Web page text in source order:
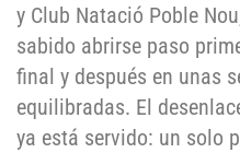
y Club Natació Poble
sabido abrirse paso
final y después en unas
equilibradas. El
ya está servido: un solo